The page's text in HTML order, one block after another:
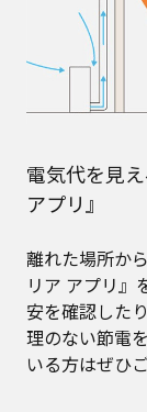
電気代を見
アプリ』
離れた場所か
リア アプリ』
安を確認した
理のない節電
いる方はぜひ